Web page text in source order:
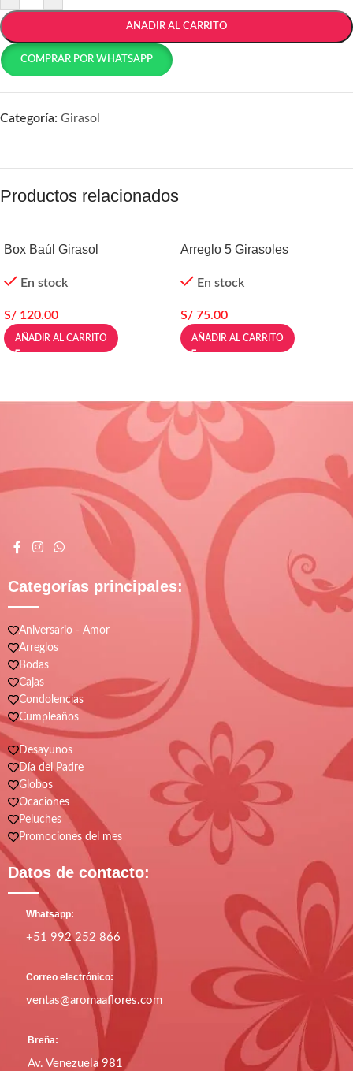
AÑADIR AL CARRITO
COMPRAR POR WHATSAPP
Categoría: Girasol
Productos relacionados
Box Baúl Girasol
En stock
S/ 120.00
AÑADIR AL CARRITO
Arreglo 5 Girasoles
En stock
S/ 75.00
AÑADIR AL CARRITO
Categorías principales:
Aniversario - Amor
Arreglos
Bodas
Cajas
Condolencias
Cumpleaños
Desayunos
Día del Padre
Globos
Ocaciones
Peluches
Promociones del mes
Datos de contacto:
Whatsapp:
+51 992 252 866
Correo electrónico:
ventas@aromaaflores.com
Breña:
Av. Venezuela 981